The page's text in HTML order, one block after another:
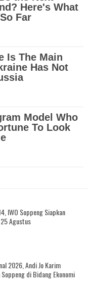
IWO Soppeng Siapkan
Agustus
2026, Andi Jo Karim
di Bidang Ekonomi